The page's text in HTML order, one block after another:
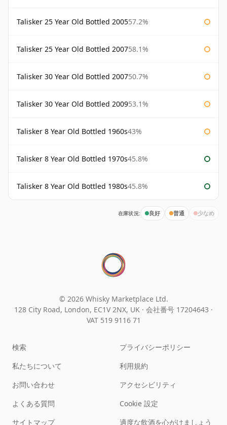
Talisker 25 Year Old Bottled 200557.2%
Talisker 25 Year Old Bottled 200758.1%
Talisker 30 Year Old Bottled 200750.7%
Talisker 30 Year Old Bottled 200953.1%
Talisker 8 Year Old Bottled 1960s43%
Talisker 8 Year Old Bottled 1970s45.8%
Talisker 8 Year Old Bottled 1980s45.8%
在庫状況: 良好 普通 少なめ
© 2026 Whisky Marketplace Ltd.
128 City Road, London, EC1V 2NX, UK · 会社番号 17204643 ·
VAT 519 9116 71
検索
私たちについて
お問い合わせ
よくある質問
サイトマップ
プライバシーポリシー
利用規約
アクセシビリティ
Cookie 設定
適度な飲酒を心がけましょう